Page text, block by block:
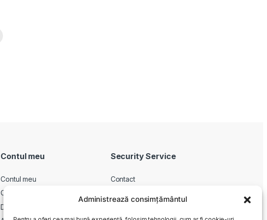
Administrează consimțământul
Contul meu
Contul meu
Comenzi
Descarcari
Security Service
Contact